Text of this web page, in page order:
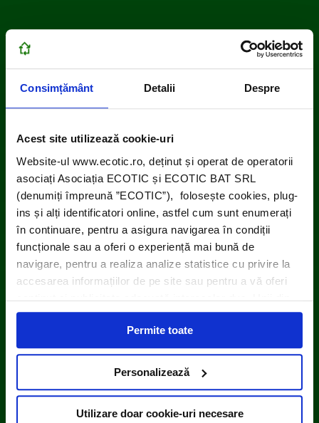
Consimțământ Detalii Despre
Acest site utilizează cookie-uri
Website-ul www.ecotic.ro, deținut și operat de operatorii
asociați Asociația ECOTIC și ECOTIC BAT SRL
(denumiți împreună ”ECOTIC”), folosește cookies, plug-
ins și alți identificatori online, astfel cum sunt enumerați
în continuare, pentru a asigura navigarea în condiții
funcționale sau a oferi o experiență mai bună de
navigare, pentru a realiza analize statistice cu privire la
accesarea informațiilor de pe site sau pentru a vă oferi
conținut și publicitate adecvată intereselor dvs. Unii din
acești identificatori online sunt plasați de către ECOTIC
(cookie-uri primare), alții sunt cookie-uri dintr-un domeniu
diferit de domeniul site-ului web pe care îl vizitați (cookie-
uri terțe). Găsiți în ferestrele Detalii și Despre informații
consimțământul cu privire la acestea.
Permite toate
Personalizează
Utilizare doar cookie-uri necesare